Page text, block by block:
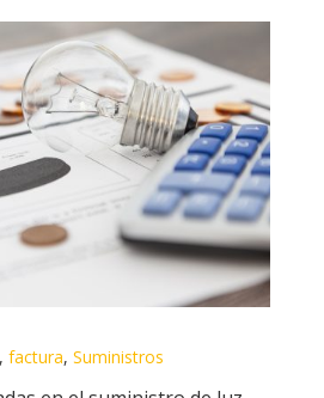
, factura, Suministros